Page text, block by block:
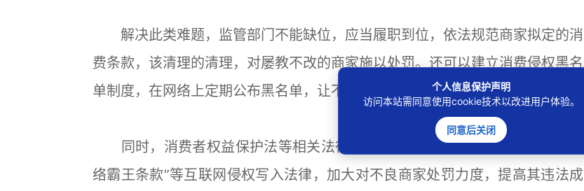
解决此类难题，监管部门不能缺位，应当履职到位，依法规范商家拟定的消
费条款，该清理的清理，对屡教不改的商家施以处罚。还可以建立消费侵权黑名
单制度，在网络上定期公布黑名单，让不良商家无所遁形。
同时，消费者权益保护法等相关法律法规也亟须完善。比如探索如何将“网
络霸王条款”等互联网侵权写入法律，加大对不良商家处罚力度，提高其违法成
个人信息保护声明
访问本站需同意使用cookie技术以改进用户体验。
同意后关闭